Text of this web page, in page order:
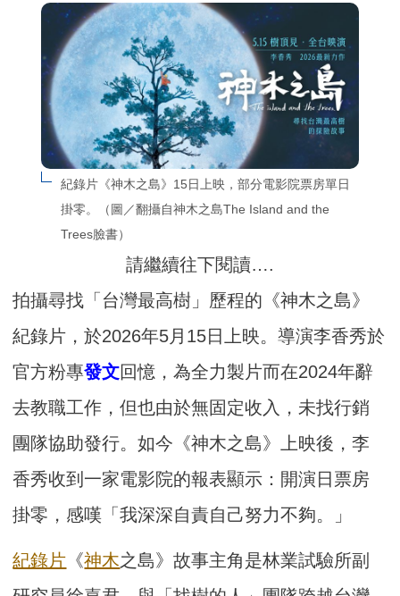
紀錄片《神木之島》15日上映，部分電影院票房單日
掛零。（圖／翻攝自神木之島The Island and the
Trees臉書）
請繼續往下閱讀….
拍攝尋找「台灣最高樹」歷程的《神木之島》
紀錄片，於2026年5月15日上映。導演李香秀於
官方粉專發文回憶，為全力製片而在2024年辭
去教職工作，但也由於無固定收入，未找行銷
團隊協助發行。如今《神木之島》上映後，李
香秀收到一家電影院的報表顯示：開演日票房
掛零，感嘆「我深深自責自己努力不夠。」
紀錄片 《神木之島》故事主角是林業試驗所副